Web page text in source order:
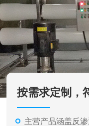
按需求定制，
主营产品涵盖反